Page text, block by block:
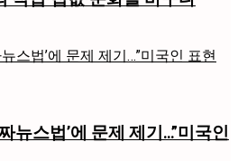
뉴스법’에 문제 제기…”미국인